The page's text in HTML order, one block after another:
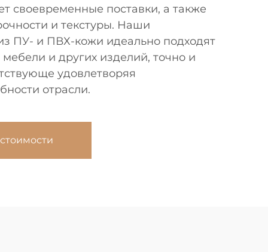
своевременные поставки, а также
и текстуры. Наши
ПУ- и ПВХ-кожи идеально подходят
мебели и других изделий, точно и
удовлетворяя
отрасли.